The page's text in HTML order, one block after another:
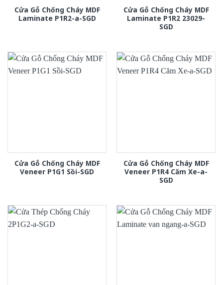
Cửa Gỗ Chống Cháy MDF
Laminate P1R2-a-SGD
Cửa Gỗ Chống Cháy MDF
Laminate P1R2 23029-
SGD
Cửa Gỗ Chống Cháy MDF
Veneer P1G1 Sồi-SGD
Cửa Gỗ Chống Cháy MDF
Veneer P1R4 Căm Xe-a-
SGD